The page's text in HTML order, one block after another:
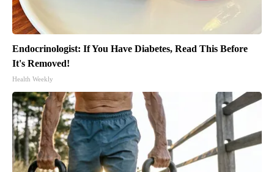
Endocrinologist: If You Have Diabetes, Read This Before
It's Removed!
Health Weekly